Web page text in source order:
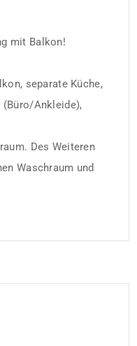
mit Balkon!
separate Küche,
Ankleide),
Des Weiteren
Waschraum und